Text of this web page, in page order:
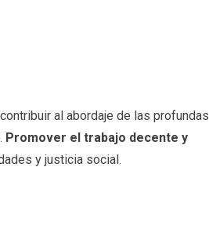
al abordaje de las profundas
Promover el trabajo decente y
y justicia social.